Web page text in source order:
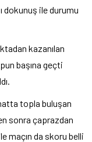
dokunuş ile durumu
kazanılan
başına geçti
topla buluşan
sonra çaprazdan
maçın da skoru belli